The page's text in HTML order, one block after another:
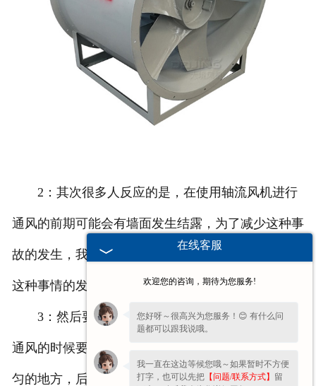
2：其次很多人反应的是，在使用轴流风机进行
通风的前期可能会有墙面发生结露，为了减少这种事
故的发生，我们在可以进行缓速通风就能大大的减少
这种事情的发生。
3：然后要注意的是，在利用轴流风机进行缓速
通风的时候要注意的是，通风前期可能会有受热不均
匀的地方，后续就会恢复正常。
在线客服
欢迎您的咨询，期待为您服务!
您好呀～很高兴为您服务！😊 有什么问
题都可以跟我说哦。
我一直在这边等候您哦～如果暂时不方便
打字，也可以先把 【问题/联系方式】 留